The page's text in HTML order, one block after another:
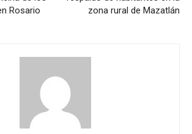
Rosario
zona rural de Mazatlán